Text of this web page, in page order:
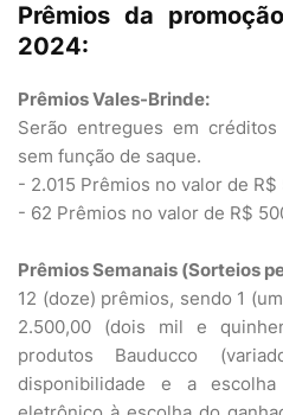
Prêmios da
2024:
Prêmios Vales-Brinde:
Serão entregues em
sem função de saque.
- 2.015 Prêmios no valor de
- 62 Prêmios no valor de R$
Prêmios Semanais (Sorteios
12 (doze) prêmios, sendo 1
2.500,00 (dois mil e
produtos Bauducco
disponibilidade e a